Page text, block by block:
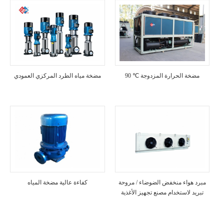
مضخة مياه الطرد المركزي العمودي 90 ℃ مضخة الحرارة المزدوجة
كفاءة عالية مضخة المياه
مبرد هواء منخفض الضوضاء / مروحة
تبريد لاستخدام مصنع تجهيز الأغذية